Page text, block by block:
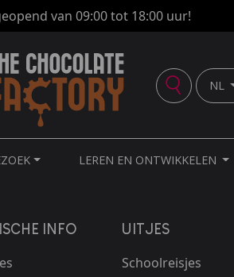
van 09:00 tot 18:00 uur!
NL
LEREN EN ONTWIKKELEN
INFO UITJES
Schoolreisjes